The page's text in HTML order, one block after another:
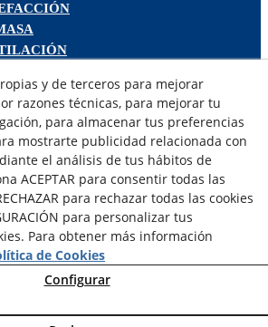
y de terceros para mejorar
razones técnicas, para mejorar tu
para almacenar tus preferencias
mostrarte publicidad relacionada con
el análisis de tus hábitos de
ACEPTAR para consentir todas las
para rechazar todas las cookies
para personalizar tus
Para obtener más información
de Cookies
Configurar